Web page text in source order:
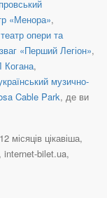
«Менора»,
опери та
«Перший Легіон»,
Когана,
музично-
Cable Park, де ви
місяців цікавіша,
bilet.ua,